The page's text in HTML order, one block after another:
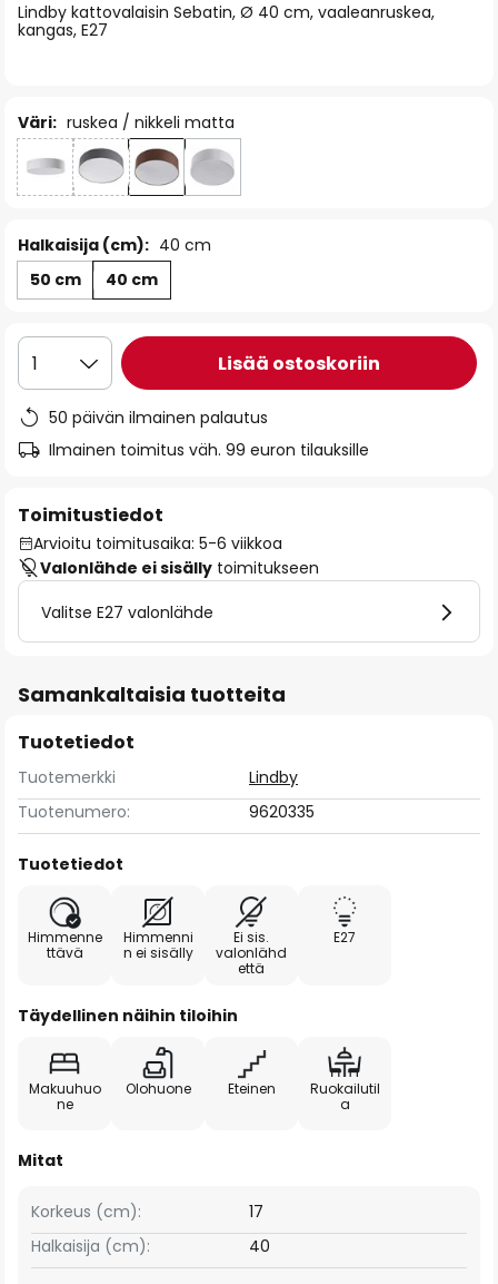
the
images
Lindby kattovalaisin Sebatin, Ø 40 cm, vaaleanruskea,
kangas, E27
Väri: ruskea / nikkeli matta
Halkaisija (cm): 40 cm
50 cm
40 cm
1 Lisää ostoskoriin
50 päivän ilmainen palautus
Ilmainen toimitus väh. 99 euron tilauksille
Toimitustiedot
Arvioitu toimitusaika: 5-6 viikkoa
Valonlähde ei sisälly toimitukseen
Valitse E27 valonlähde
Samankaltaisia tuotteita
Tuotetiedot
Tuotemerkki
Lindby
Tuotenumero:
9620335
Tuotetiedot
Himmenne
ttävä
Himmenni
n ei sisälly
Ei sis.
valonlähd
että
E27
Täydellinen näihin tiloihin
Makuuhuo
ne
Olohuone Eteinen
Ruokailutil
a
Mitat
Korkeus (cm):
17
Halkaisija (cm):
40